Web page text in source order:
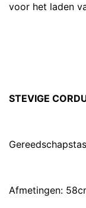
voor het laden
STEVIGE
Afmetingen: